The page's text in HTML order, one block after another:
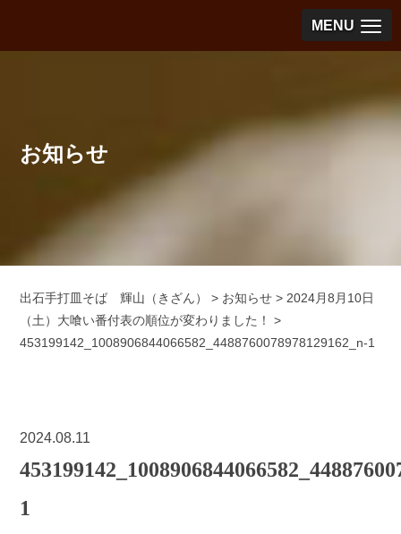
MENU
お知らせ
出石手打皿そば 輝山（きざん） > お知らせ > 2024月8月10日
（土）大喰い番付表の順位が変わりました！
>
453199142_1008906844066582_4488760078978129162_n-1
2024.08.11
1